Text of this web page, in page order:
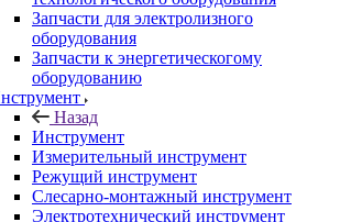
Запчасти для электролизного
оборудования
Запчасти к энергетическогому
оборудованию
Назад
Инструмент
Измерительный инструмент
Режущий инструмент
Слесарно-монтажный инструмент
Электротехнический инструмент